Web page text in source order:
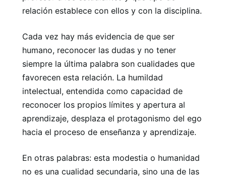
relación establece con ellos y con la disciplina.
Cada vez hay más evidencia de que ser
humano, reconocer las dudas y no tener
siempre la última palabra son cualidades que
favorecen esta relación. La humildad
intelectual, entendida como capacidad de
reconocer los propios límites y apertura al
aprendizaje, desplaza el protagonismo del ego
hacia el proceso de enseñanza y aprendizaje.
En otras palabras: esta modestia o humanidad
no es una cualidad secundaria, sino una de las